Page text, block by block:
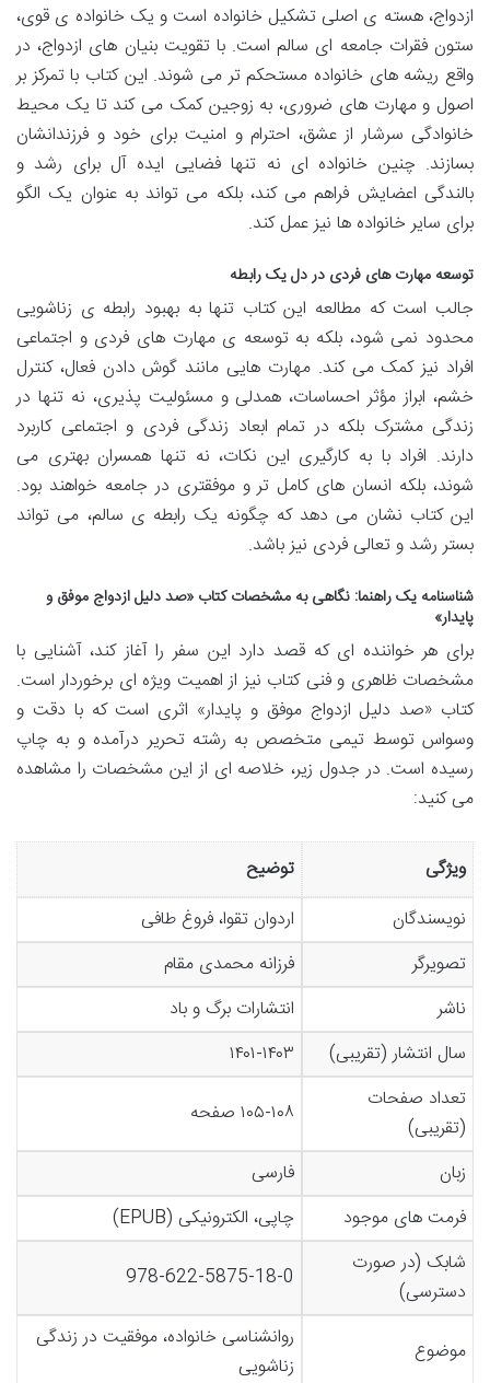
ازدواج، هسته ی اصلی تشکیل خانواده است و یک خانواده ی قوی،
ستون فقرات جامعه ای سالم است. با تقویت بنیان های ازدواج، در
واقع ریشه های خانواده مستحکم تر می شوند. این کتاب با تمرکز بر
اصول و مهارت های ضروری، به زوجین کمک می کند تا یک محیط
خانوادگی سرشار از عشق، احترام و امنیت برای خود و فرزندانشان
بسازند. چنین خانواده ای نه تنها فضایی ایده آل برای رشد و
بالندگی اعضایش فراهم می کند، بلکه می تواند به عنوان یک الگو
برای سایر خانواده ها نیز عمل کند.
توسعه مهارت های فردی در دل یک رابطه
جالب است که مطالعه این کتاب تنها به بهبود رابطه ی زناشویی
محدود نمی شود، بلکه به توسعه ی مهارت های فردی و اجتماعی
افراد نیز کمک می کند. مهارت هایی مانند گوش دادن فعال، کنترل
خشم، ابراز مؤثر احساسات، همدلی و مسئولیت پذیری، نه تنها در
زندگی مشترک بلکه در تمام ابعاد زندگی فردی و اجتماعی کاربرد
دارند. افراد با به کارگیری این نکات، نه تنها همسران بهتری می
شوند، بلکه انسان های کامل تر و موفقتری در جامعه خواهند بود.
این کتاب نشان می دهد که چگونه یک رابطه ی سالم، می تواند
بستر رشد و تعالی فردی نیز باشد.
شناسنامه یک راهنما: نگاهی به مشخصات کتاب «صد دلیل ازدواج موفق و
پایدار»
برای هر خواننده ای که قصد دارد این سفر را آغاز کند، آشنایی با
مشخصات ظاهری و فنی کتاب نیز از اهمیت ویژه ای برخوردار است.
کتاب «صد دلیل ازدواج موفق و پایدار» اثری است که با دقت و
وسواس توسط تیمی متخصص به رشته تحریر درآمده و به چاپ
رسیده است. در جدول زیر، خلاصه ای از این مشخصات را مشاهده
می کنید:
ویژگی
توضیح
نویسندگان
اردوان تقوا، فروغ طافی
تصویرگر
فرزانه محمدی مقام
ناشر
انتشارات برگ و باد
سال انتشار (تقریبی)
۱۴۰۱-۱۴۰۳
تعداد صفحات
(تقریبی)
۱۰۵-۱۰۸ صفحه
زبان
فارسی
فرمت های موجود
چاپی، الکترونیکی (EPUB)
شابک (در صورت
دسترسی)
978-622-5875-18-0
موضوع
روانشناسی خانواده، موفقیت در زندگی
زناشویی